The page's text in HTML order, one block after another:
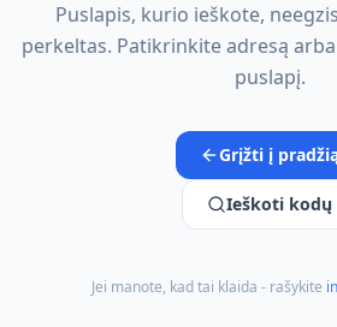
Puslapis, kurio ieškote,
perkeltas. Patikrinkite adresą
puslapį.
Grįžti į
Ieškoti kodų
Jei manote, kad tai klaida - rašykite